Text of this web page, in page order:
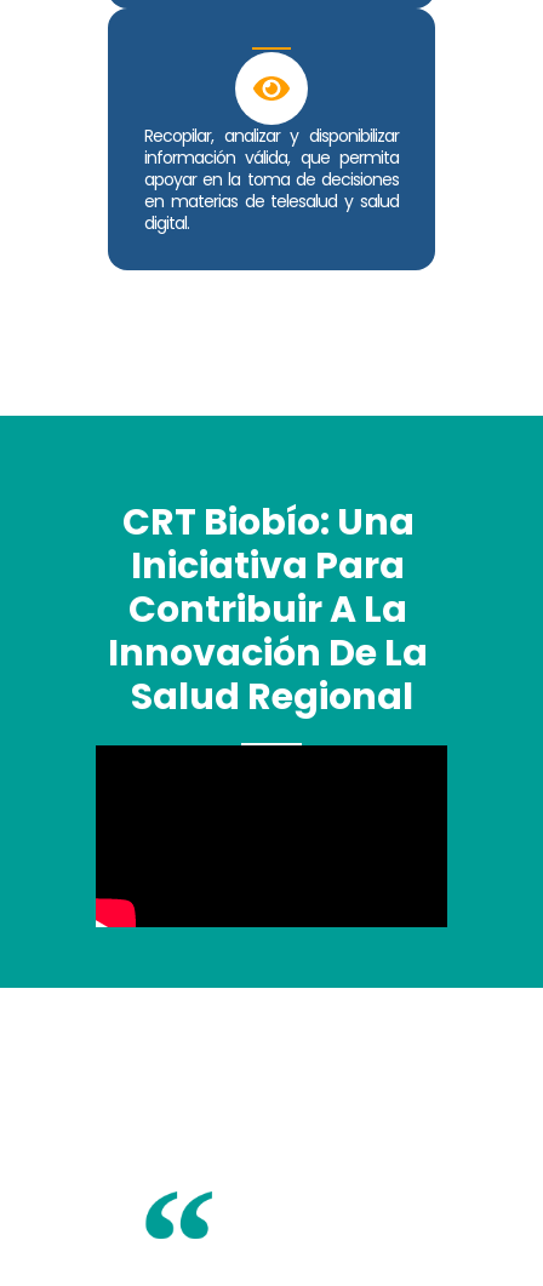
Recopilar, analizar y disponibilizar
información válida, que permita
apoyar en la toma de decisiones
en materias de telesalud y salud
digital.
CRT Biobío: Una
Iniciativa Para
Contribuir A La
Innovación De La
Salud Regional